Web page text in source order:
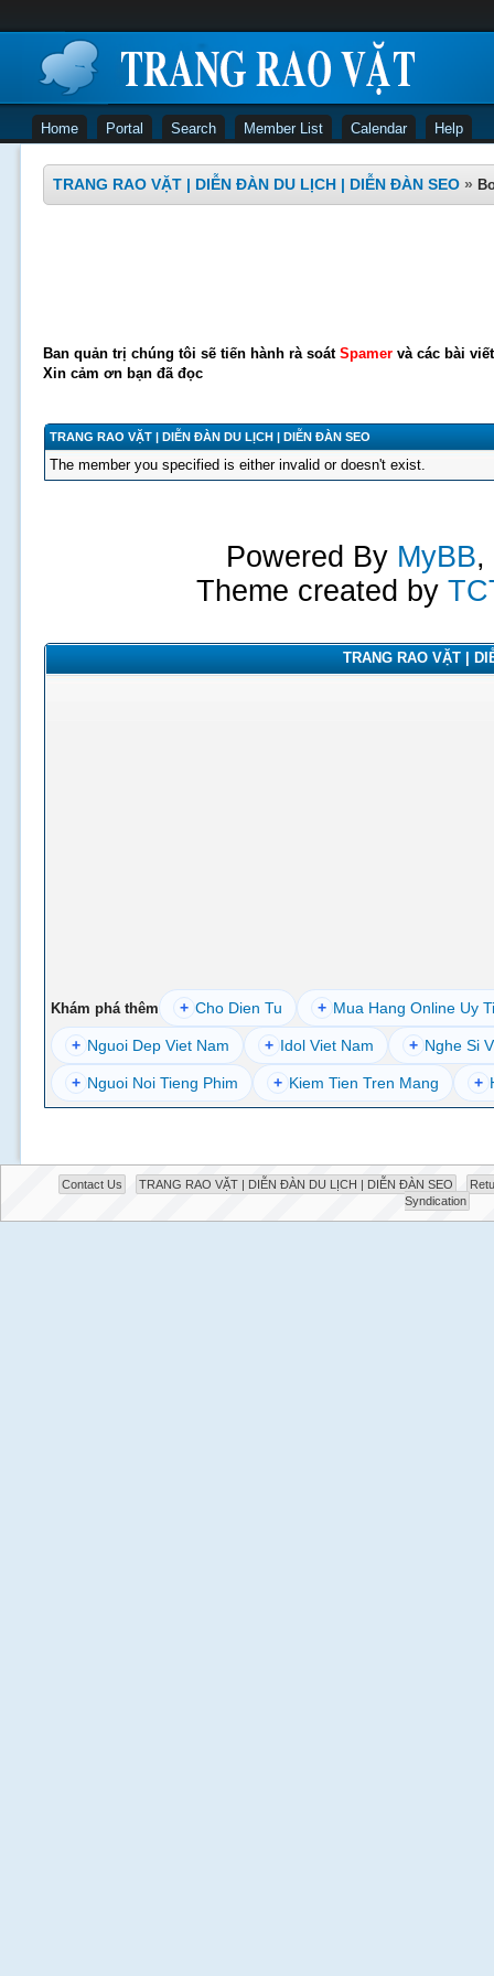
Home Portal Search Member List Calendar Help
TRANG RAO VẶT | DIỄN ĐÀN DU LỊCH | DIỄN ĐÀN SEO »
Ban quản trị chúng tôi sẽ tiến hành rà soátSpamer và các bài
Xin cảm ơn bạn đã đọc
TRANG RAO VẶT | DIỄN ĐÀN DU LỊCH | DIỄN ĐÀN SEO
The member you specified is either invalid or doesn't exist.
Powered By MyBB,
Theme created by
TRANG RAO VẶT |
Khám phá thêm + Cho Dien Tu + Mua Hang Online Uy
+ Nguoi Dep Viet Nam + Idol Viet Nam + Nghe Si
+ Nguoi Noi Tieng Phim + Kiem Tien Tren Mang +
Contact Us TRANG RAO VẶT | DIỄN ĐÀN DU LỊCH | DIỄN ĐÀN SEO
Syndication